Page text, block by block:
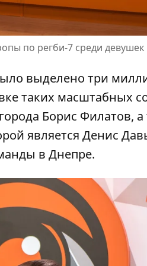
по регби-7 среди девушек
выделено три
таких масштабных
Борис Филатов,
является Денис
в Днепре.